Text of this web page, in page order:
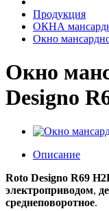
Продукция
ОКНА
Окно
Окно
Designo
Описание
Roto Designo R69
электроприводом,
среднеповоротное.